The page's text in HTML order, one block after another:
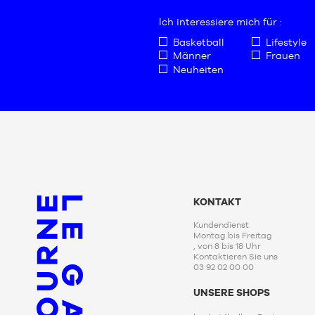
Ich interessiere mich für :
Basketball
Lifestyle
Männer
Frauen
Neuheiten
KONTAKT
Kundendienst
Montag bis Freitag
, von 8 bis 18 Uhr
Kontaktieren Sie uns
03 92 02 00 00
UNSERE SHOPS